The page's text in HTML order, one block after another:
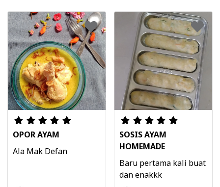
OPOR AYAM
Ala Mak Defan
SOSIS AYAM
HOMEMADE
Baru pertama kali buat
dan enakkk